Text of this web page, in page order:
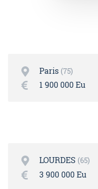
Paris 75
1 900 000 Eu
LOURDES 65
3 900 000 Eu